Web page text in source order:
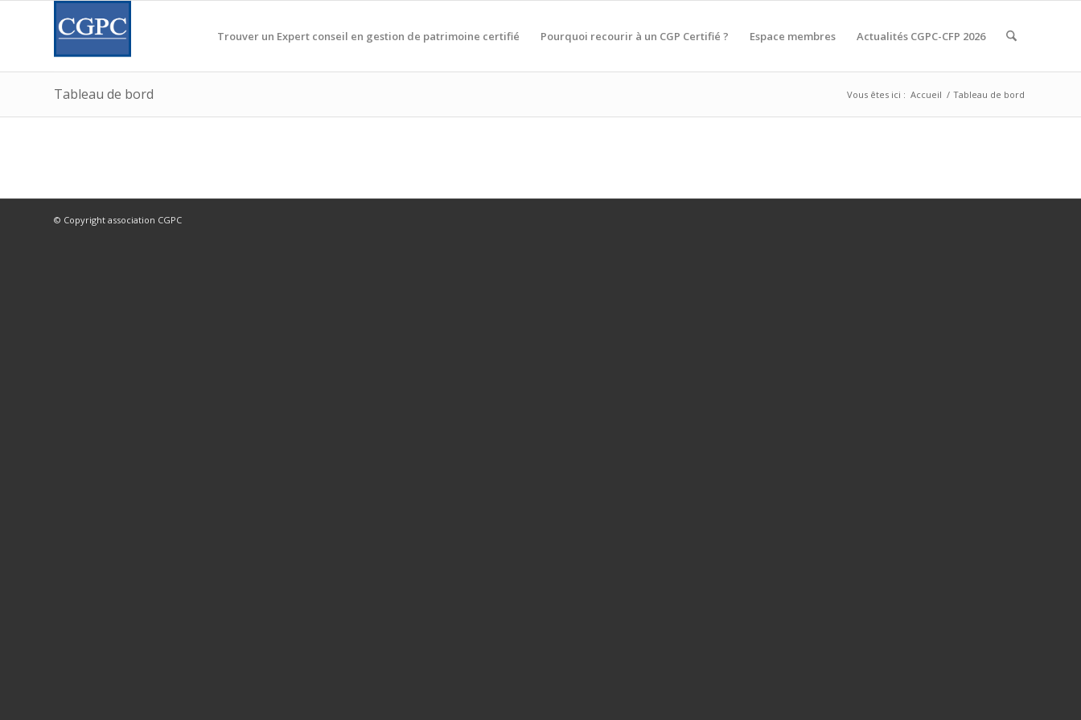
Trouver un Expert conseil en gestion de patrimoine certifié Pourquoi recourir à un CGP Certifié ? Espace membres Actualités CGPC-CFP 2026
Tableau de bord Vous êtes ici : Accueil / Tableau de bord
© Copyright association CGPC